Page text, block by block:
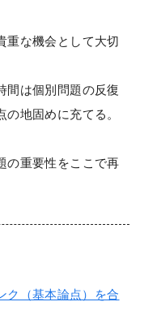
重な機会として大切
間は個別問題の反復
地固めに充てる。
の重要性をここで再
ク（基本論点）を合